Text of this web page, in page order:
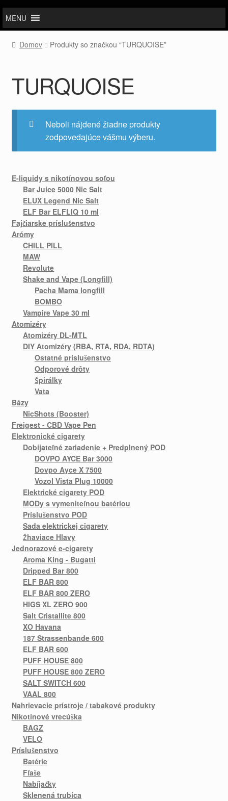
MENU
Domov Produkty so značkou “TURQUOISE”
TURQUOISE
Neboli nájdené žiadne produkty
zodpovedajúce vášmu výberu.
E-liquidy s nikotínovou soľou
Bar Juice 5000 Nic Salt
ELUX Legend Nic Salt
ELF Bar ELFLIQ 10 ml
Fajčiarske príslušenstvo
Arómy
CHILL PILL
MAW
Revolute
Shake and Vape (Longfill)
Pacha Mama longfill
BOMBO
Vampire Vape 30 ml
Atomizéry
Atomizéry DL-MTL
DIY Atomizéry (RBA, RTA, RDA, RDTA)
Ostatné príslušenstvo
Odporové drôty
Špirálky
Vata
Bázy
NicShots (Booster)
Freigest - CBD Vape Pen
Elektronické cigarety
Dobíjateľné zariadenie + Predplnený POD
DOVPO AYCE Bar 3000
Dovpo Ayce X 7500
Vozol Vista Plug 10000
Elektrické cigarety POD
MODy s vymeniteľnou batériou
Príslušenstvo POD
Sada elektrickej cigarety
Žhaviace Hlavy
Jednorazové e-cigarety
Aroma King - Bugatti
Dripped Bar 800
ELF BAR 800
ELF BAR 800 ZERO
HIGS XL ZERO 900
Salt Cristallite 800
XO Havana
187 Strassenbande 600
ELF BAR 600
PUFF HOUSE 800
PUFF HOUSE 800 ZERO
SALT SWITCH 600
VAAL 800
Nahrievacie prístroje / tabakové produkty
Nikotínové vrecúška
BAGZ
VELO
Príslušenstvo
Batérie
Fľaše
Nabíjačky
Sklenená trubica